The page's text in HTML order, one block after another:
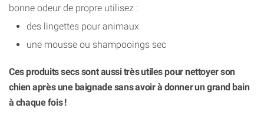
bonne odeur de propre utilisez :
des lingettes pour animaux
une mousse ou shampooings sec
Ces produits secs sont aussi très utiles pour nettoyer son
chien après une baignade sans avoir à donner un grand bain
à chaque fois !